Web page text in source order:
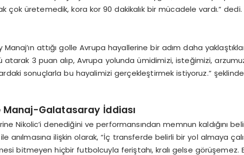
çok üretemedik, kora kor 90 dakikalık bir mücadele vardı.” dedi.
attığı golle Avrupa hayallerine bir adım daha
atarak 3 puan alıp, Avrupa yolunda ümidimizi, isteğimizi,
sonuçlarla bu hayalimizi gerçekleştirmek istiyoruz.” şeklinde
Manaj-Galatasaray İddiası
Nikolic’i denediğini ve performansından memnun kaldığını
anılmasına ilişkin olarak, “İç transferde belirli bir yol almaya
bitmeyen hiçbir futbolcuyla feriştahı, kralı gelse görüşemez.